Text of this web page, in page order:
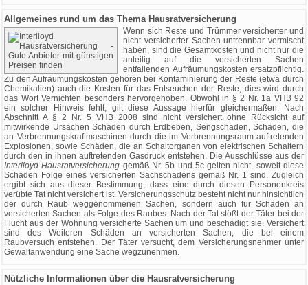
Allgemeines rund um das Thema Hausratversicherung
Wenn sich Reste und Trümmer versicherter und
nicht versicherter Sachen untrennbar vermischt
haben, sind die Gesamtkosten und nicht nur die
anteilig auf die versicherten Sachen
entfallenden Aufräumungskosten ersatzpflichtig.
Zu den Aufräumungskosten gehören bei Kontaminierung der Reste (etwa durch
Chemikalien) auch die Kosten für das Entseuchen der Reste, dies wird durch
das Wort Vernichten besonders hervorgehoben. Obwohl in § 2 Nr. 1a VHB 92
ein solcher Hinweis fehlt, gilt diese Aussage hierfür gleichermaßen. Nach
Abschnitt A § 2 Nr. 5 VHB 2008 sind nicht versichert ohne Rücksicht auf
mitwirkende Ursachen Schäden durch Erdbeben, Sengschäden, Schäden, die
an Verbrennungskraftmaschinen durch die im Verbrennungsraum auftretenden
Explosionen, sowie Schäden, die an Schaltorganen von elektrischen Schaltern
durch den in ihnen auftretenden Gasdruck entstehen. Die Ausschlüsse aus der
Interlloyd Hausratversicherung gemäß Nr. 5b und 5c gelten nicht, soweit diese
Schäden Folge eines versicherten Sachschadens gemäß Nr. 1 sind. Zugleich
ergibt sich aus dieser Bestimmung, dass eine durch diesen Personenkreis
verübte Tat nicht versichert ist. Versicherungsschutz besteht nicht nur hinsichtlich
der durch Raub weggenommenen Sachen, sondern auch für Schäden an
versicherten Sachen als Folge des Raubes. Nach der Tat stößt der Täter bei der
Flucht aus der Wohnung versicherte Sachen um und beschädigt sie. Versichert
sind des Weiteren Schäden an versicherten Sachen, die bei einem
Raubversuch entstehen. Der Täter versucht, dem Versicherungsnehmer unter
Gewaltanwendung eine Sache wegzunehmen.
Nützliche Informationen über die Hausratversicherung